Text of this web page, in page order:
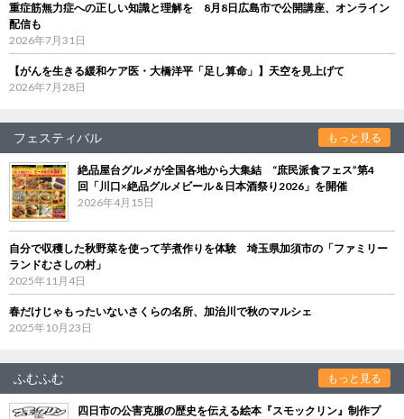
重症筋無力症への正しい知識と理解を 8月8日広島市で公開講座、オンライン
配信も
2026年7月31日
【がんを生きる緩和ケア医・大橋洋平「足し算命」】天空を見上げて
2026年7月28日
フェスティバル もっと見る
絶品屋台グルメが全国各地から大集結 “庶民派食フェス”第4
回「川口×絶品グルメビール＆日本酒祭り2026」を開催
2026年4月15日
自分で収穫した秋野菜を使って芋煮作りを体験 埼玉県加須市の「ファミリー
ランドむさしの村」
2025年11月4日
春だけじゃもったいないさくらの名所、加治川で秋のマルシェ
2025年10月23日
ふむふむ もっと見る
四日市の公害克服の歴史を伝える絵本『スモックリン』制作プ